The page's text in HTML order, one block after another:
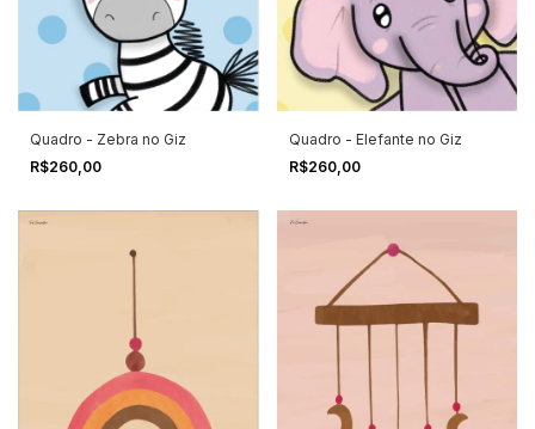
Quadro - Zebra no Giz
R$260,00
Quadro - Elefante no Giz
R$260,00